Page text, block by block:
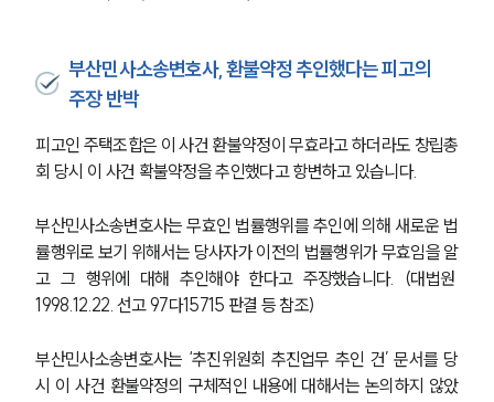
부산민사소송변호사, 환불약정 추인했다는 피고의
주장 반박
피고인 주택조합은 이 사건 환불약정이 무효라고 하더라도 창립총
회 당시 이 사건 확불약정을 추인했다고 항변하고 있습니다.
부산민사소송변호사는 무효인 법률행위를 추인에 의해 새로운 법
률행위로 보기 위해서는 당사자가 이전의 법률행위가 무효임을 알
고 그 행위에 대해 추인해야 한다고 주장했습니다. (대법원
1998.12.22. 선고 97다15715 판결 등 참조)
부산민사소송변호사는 ‘추진위원회 추진업무 추인 건’ 문서를 당
시 이 사건 환불약정의 구체적인 내용에 대해서는 논의하지 않았